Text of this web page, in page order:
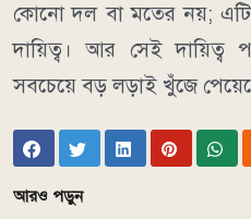
কোনো দল বা মতের নয়;
দায়িত্ব। আর সেই দায়িত্ব
সবচেয়ে বড় লড়াই খুঁজে
আরও পড়ুন